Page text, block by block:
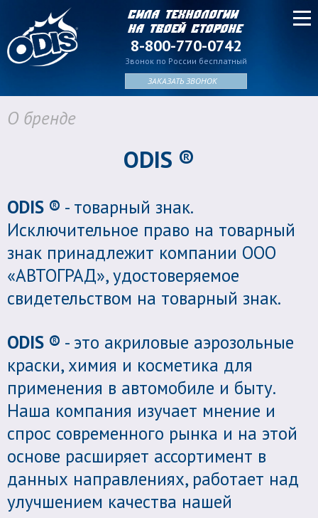
Сила технологии
на твоей стороне
8-800-770-0742
Звонок по России бесплатный
ЗАКАЗАТЬ ЗВОНОК
О бренде
ODIS ®
ODIS ® - товарный знак.
Исключительное право на товарный
знак принадлежит компании ООО
«АВТОГРАД», удостоверяемое
свидетельством на товарный знак.
ODIS ® - это акриловые аэрозольные
краски, химия и косметика для
применения в автомобиле и быту.
Наша компания изучает мнение и
спрос современного рынка и на этой
основе расширяет ассортимент в
данных направлениях, работает над
улучшением качества нашей